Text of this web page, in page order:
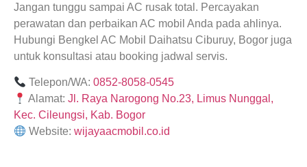
Jangan tunggu sampai AC rusak total. Percayakan
perawatan dan perbaikan AC mobil Anda pada ahlinya.
Hubungi Bengkel AC Mobil Daihatsu Ciburuy, Bogor juga
untuk konsultasi atau booking jadwal servis.
Telepon/WA:0852-8058-0545
Alamat:Jl. Raya Narogong No.23, Limus Nunggal,
Kec. Cileungsi, Kab. Bogor
Website:wijayaacmobil.co.id